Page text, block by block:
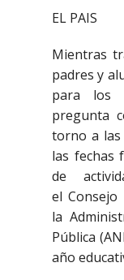
EL PAIS
Mientras
padres y
para los
pregunta
torno a las
las fechas
de
el Consejo
la
Pública
año